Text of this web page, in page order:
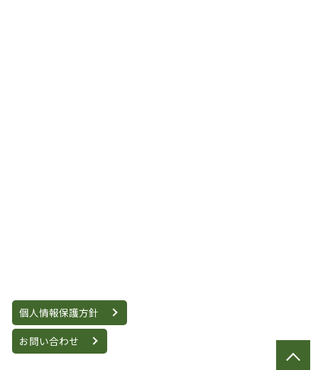
個人情報保護方針
お問い合わせ